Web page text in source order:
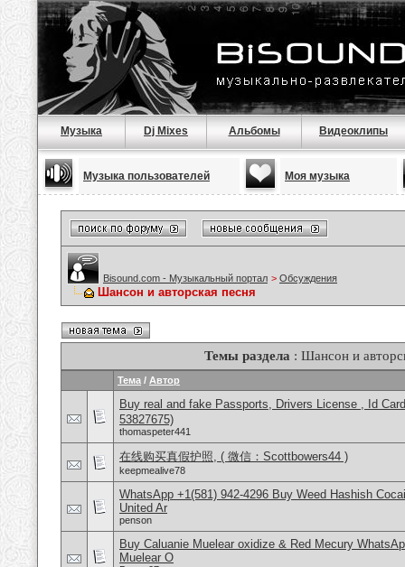
Музыка Dj Mixes Альбомы Видеоклипы
Музыка пользователей Моя музыка
Bisound.com - Музыкальный портал > Обсуждения
Шансон и авторская песня
Темы раздела : Шансон и
Тема / Автор
Buy real and fake Passports, Drivers License , Id
53827675)
thomaspeter441
在线购买真假护照, ( 微信：Scottbowers44 )
keepmealive78
WhatsApp +1(581) 942-4296 Buy Weed Hashish
United Ar
penson
Buy Caluanie Muelear oxidize & Red Mecury
Muelear O